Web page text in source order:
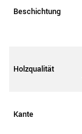
Beschichtung
Holzqualität
Kante